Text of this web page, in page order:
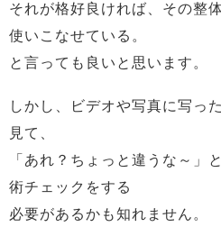
それが格好良ければ、その整
使いこなせている。
と言っても良いと思います。
しかし、ビデオや写真に写っ
見て、
「あれ？ちょっと違うな～」
術チェックをする
必要があるかも知れません。